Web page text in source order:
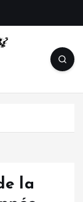
la